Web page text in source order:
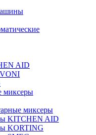
AID
миксеры
миксеры
KITCHEN AID
KORTING